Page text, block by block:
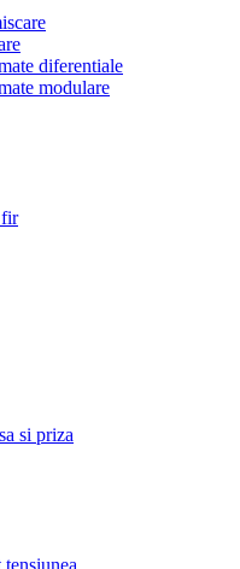
diferentiale
modulare
fir
si priza